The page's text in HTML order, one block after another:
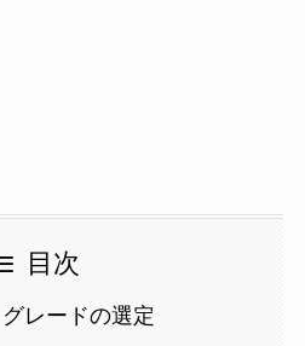
目次
レードの選定